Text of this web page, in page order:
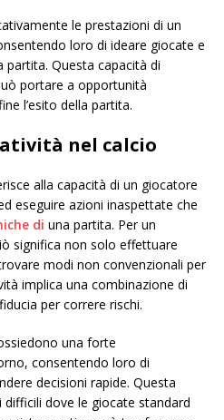
le prestazioni di un
loro di ideare giocate e
partita. Questa capacità di
portare a opportunità
l’esito della partita.
nel calcio
alla capacità di un giocatore
eseguire azioni inaspettate che
di una partita. Per un
significa non solo effettuare
modi non convenzionali per
implica una combinazione di
per correre rischi.
una forte
consentendo loro di
decisioni rapide. Questa
dove le giocate standard